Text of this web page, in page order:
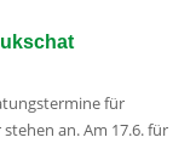
für
an. Am 17.6. für